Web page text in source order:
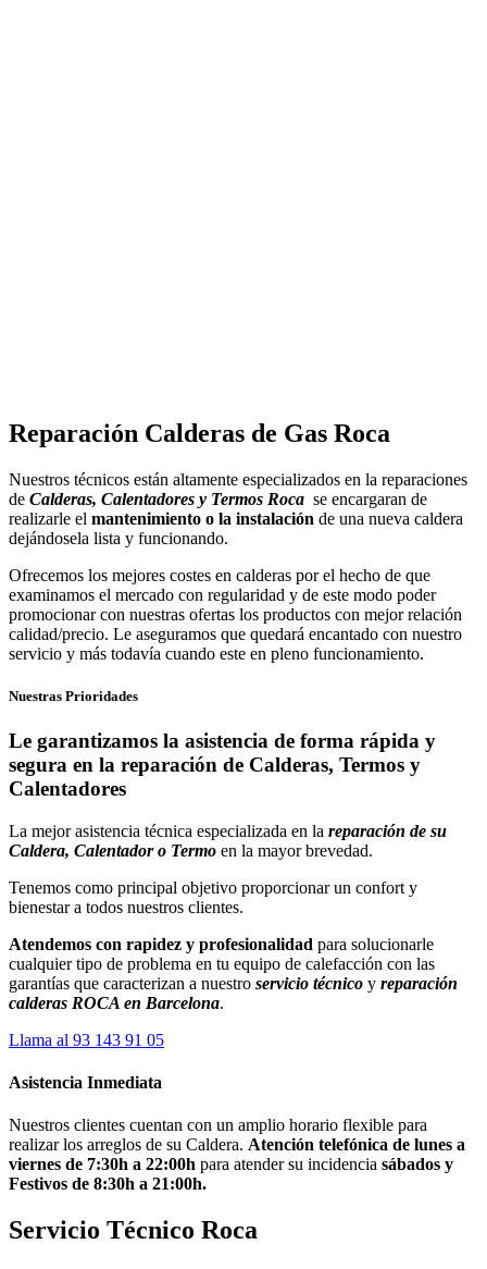
Reparación Calderas de Gas Roca
Nuestros técnicos están altamente especializados en la reparaciones
de Calderas, Calentadores y Termos Roca se encargaran de
realizarle el mantenimiento o la instalación de una nueva caldera
dejándosela lista y funcionando.
Ofrecemos los mejores costes en calderas por el hecho de que
examinamos el mercado con regularidad y de este modo poder
promocionar con nuestras ofertas los productos con mejor relación
calidad/precio. Le aseguramos que quedará encantado con nuestro
servicio y más todavía cuando este en pleno funcionamiento.
Nuestras Prioridades
Le garantizamos la asistencia de forma rápida y
segura en la reparación de Calderas, Termos y
Calentadores
La mejor asistencia técnica especializada en la reparación de su
Caldera, Calentador o Termo en la mayor brevedad.
Tenemos como principal objetivo proporcionar un confort y
bienestar a todos nuestros clientes.
Atendemos con rapidez y profesionalidad para solucionarle
cualquier tipo de problema en tu equipo de calefacción con las
garantías que caracterizan a nuestro servicio técnico y reparación
calderas ROCA en Barcelona.
Llama al 93 143 91 05
Asistencia Inmediata
Nuestros clientes cuentan con un amplio horario flexible para
realizar los arreglos de su Caldera. Atención telefónica de lunes a
viernes de 7:30h a 22:00h para atender su incidencia sábados y
Festivos de 8:30h a 21:00h.
Servicio Técnico Roca